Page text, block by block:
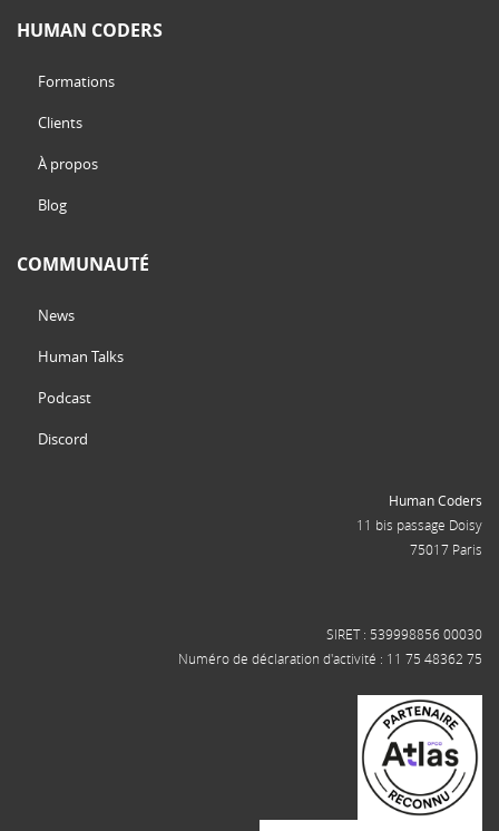
HUMAN CODERS
Formations
Clients
À propos
Blog
COMMUNAUTÉ
News
Human Talks
Podcast
Discord
Human Coders
11 bis passage Doisy
75017 Paris
SIRET : 539998856 00030
Numéro de déclaration d'activité : 11 75 48362 75